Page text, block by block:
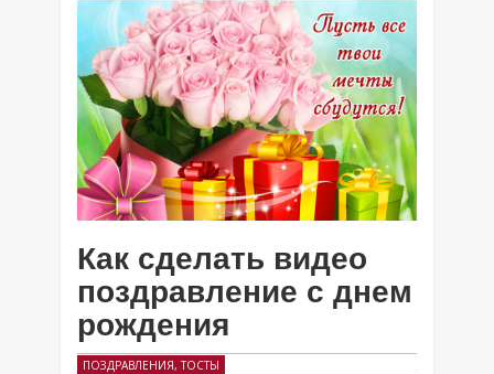
Как сделать видео
поздравление с днем
рождения
ПОЗДРАВЛЕНИЯ, ТОСТЫ